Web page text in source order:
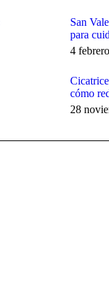
San
para
4
cómo
28